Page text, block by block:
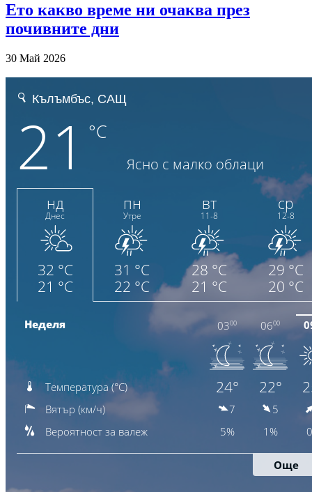
Ето какво време ни очаква през
почивните дни
30 Май 2026